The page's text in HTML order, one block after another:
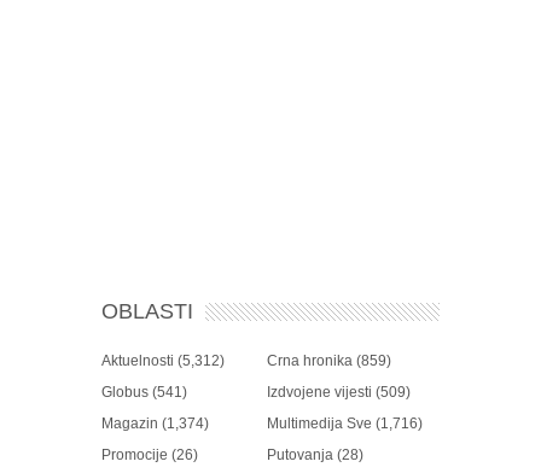
OBLASTI
Aktuelnosti (5,312) Crna hronika (859)
Globus (541) Izdvojene vijesti (509)
Magazin (1,374) Multimedija Sve (1,716)
Promocije (26) Putovanja (28)